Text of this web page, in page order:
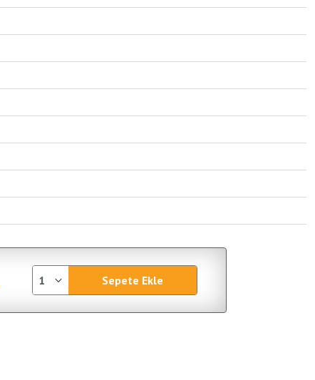
Sepete Ekle